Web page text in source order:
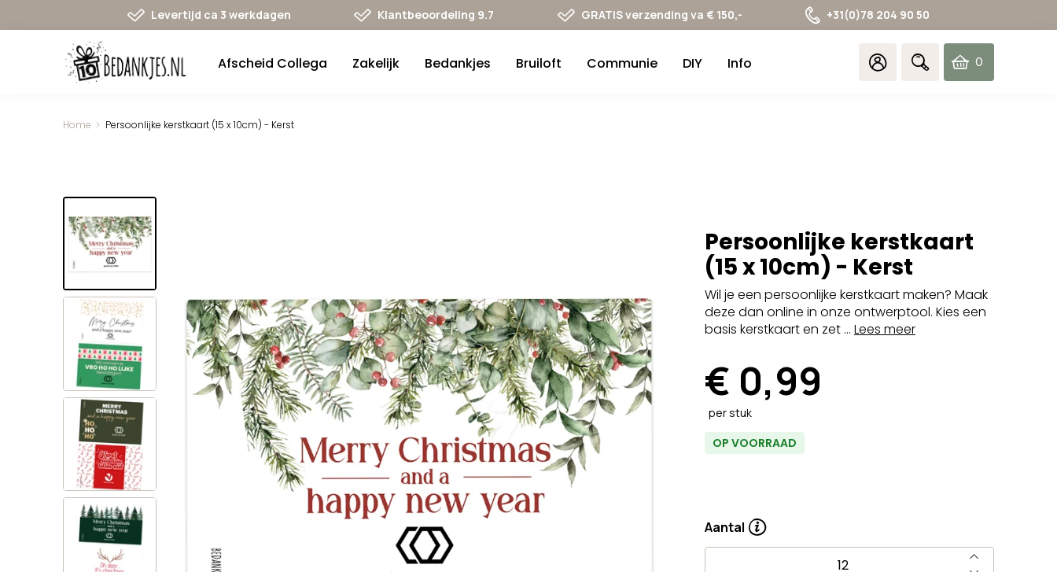
Home Persoonlijke kerstkaart (15 x 10cm) - Kerst
Persoonlijke kerstkaart
(15 x 10cm) - Kerst
Wil je een persoonlijke kerstkaart maken? Maak
deze dan online in onze ontwerptool. Kies een
basis kerstkaart en zet ... Lees meer
€ 0,99
per stuk
OP VOORRAAD
Aantal
Levertijd ca 3 werkdagen Klantbeoordeling 9.7 GRATIS verzending va € 150,- +31(0)78 204 90 50
Afscheid Collega Zakelijk Bedankjes Bruiloft Communie DIY Info 0